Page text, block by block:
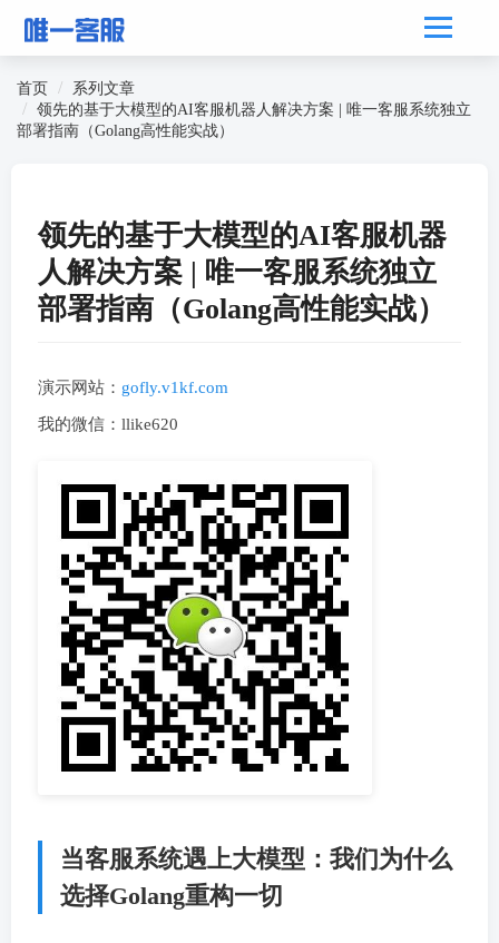
首页
系列文章
领先的基于大模型的AI客服机器人解决方案 | 唯一客服系统独立
部署指南（Golang高性能实战）
领先的基于大模型的AI客服机器
人解决方案 | 唯一客服系统独立
部署指南（Golang高性能实战）
演示网站： gofly.v1kf.com
我的微信：llike620
当客服系统遇上大模型：我们为什么
选择Golang重构一切